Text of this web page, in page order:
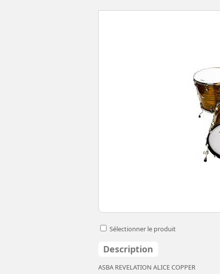
Sélectionner le produit
Description
ASBA REVELATION ALICE COPPER